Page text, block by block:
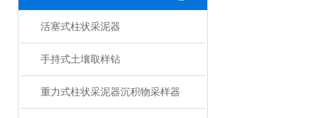
活塞式柱状采泥器
手持式土壤取样钻
重力式柱状采泥器沉积物采样器